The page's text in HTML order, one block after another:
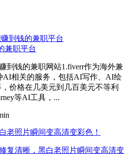
兼职平台
到钱的兼职网站1.fiverr作为海外兼
AI相关的服务，包括AI写作、AI绘
价格在几美元到几百美元不等利
等AI工具，...
老照片瞬间变高清变彩色！